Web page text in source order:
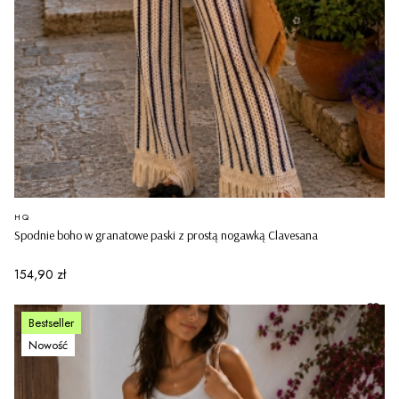
Spodnie boho w granatowe paski z prostą nogawką Clavesana
PRODUCENT
HQ
Cena
154,90 zł
Bestseller
Nowość